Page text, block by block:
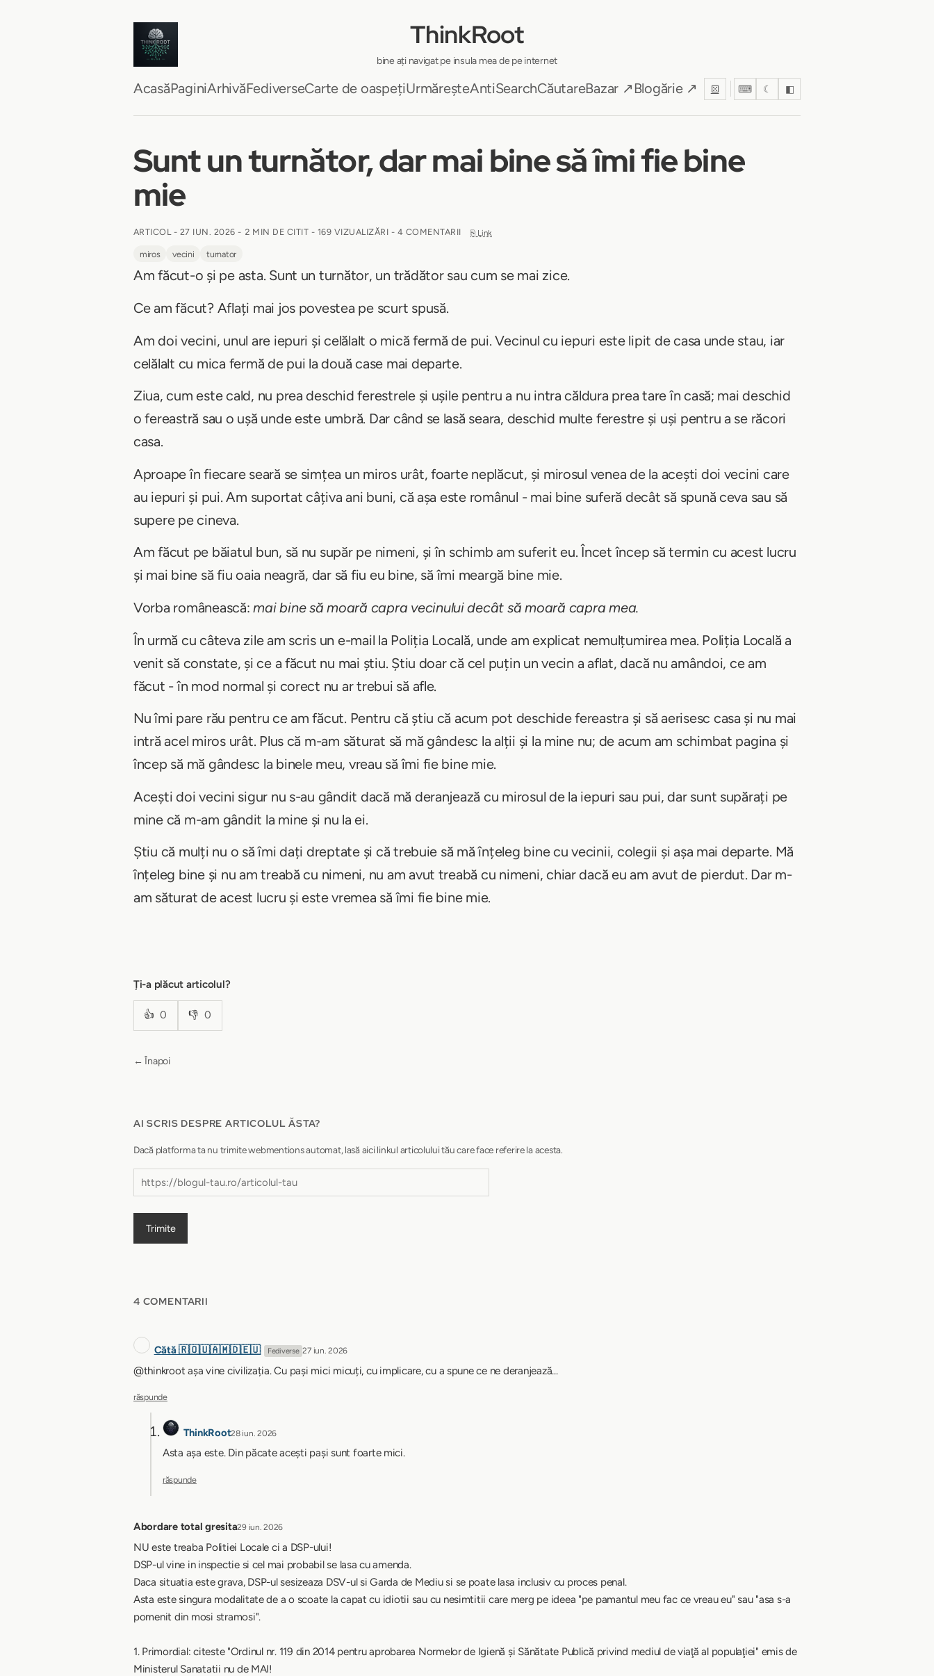
ThinkRoot
bine ați navigat pe insula mea de pe internet
AcasăPaginiArhivăFediverseCarte de oaspețiUrmăreșteAntiSearchCăutareBazar ↗ Blogărie ↗ ⚄ ⌨ ☾ ◧
Sunt un turnător, dar mai bine să îmi fie bine
mie
ARTICOL - 27 IUN. 2026 - 2 MIN DE CITIT - 169 VIZUALIZĂRI - 4 COMENTARII ⎘ Link
miros vecini turnator
Am făcut-o și pe asta. Sunt un turnător, un trădător sau cum se mai zice.
Ce am făcut? Aflați mai jos povestea pe scurt spusă.
Am doi vecini, unul are iepuri și celălalt o mică fermă de pui. Vecinul cu iepuri este lipit de casa unde stau, iar
celălalt cu mica fermă de pui la două case mai departe.
Ziua, cum este cald, nu prea deschid ferestrele și ușile pentru a nu intra căldura prea tare în casă; mai deschid
o fereastră sau o ușă unde este umbră. Dar când se lasă seara, deschid multe ferestre și uși pentru a se răcori
casa.
Aproape în fiecare seară se simțea un miros urât, foarte neplăcut, și mirosul venea de la acești doi vecini care
au iepuri și pui. Am suportat câțiva ani buni, că așa este românul - mai bine suferă decât să spună ceva sau să
supere pe cineva.
Am făcut pe băiatul bun, să nu supăr pe nimeni, și în schimb am suferit eu. Încet încep să termin cu acest lucru
și mai bine să fiu oaia neagră, dar să fiu eu bine, să îmi meargă bine mie.
Vorba românească:mai bine să moară capra vecinului decât să moară capra mea.
În urmă cu câteva zile am scris un e-mail la Poliția Locală, unde am explicat nemulțumirea mea. Poliția Locală a
venit să constate, și ce a făcut nu mai știu. Știu doar că cel puțin un vecin a aflat, dacă nu amândoi, ce am
făcut - în mod normal și corect nu ar trebui să afle.
Nu îmi pare rău pentru ce am făcut. Pentru că știu că acum pot deschide fereastra și să aerisesc casa și nu mai
intră acel miros urât. Plus că m-am săturat să mă gândesc la alții și la mine nu; de acum am schimbat pagina și
încep să mă gândesc la binele meu, vreau să îmi fie bine mie.
Acești doi vecini sigur nu s-au gândit dacă mă deranjează cu mirosul de la iepuri sau pui, dar sunt supărați pe
mine că m-am gândit la mine și nu la ei.
Știu că mulți nu o să îmi dați dreptate și că trebuie să mă înțeleg bine cu vecinii, colegii și așa mai departe. Mă
înțeleg bine și nu am treabă cu nimeni, nu am avut treabă cu nimeni, chiar dacă eu am avut de pierdut. Dar m-
am săturat de acest lucru și este vremea să îmi fie bine mie.
Ți-a plăcut articolul?
👍 0 👎 0
← Înapoi
AI SCRIS DESPRE ARTICOLUL ĂSTA?
Dacă platforma ta nu trimite webmentions automat, lasă aici linkul articolului tău care face referire la acesta.
Trimite
4 COMENTARII
Cătă 🇷🇴🇺🇦🇲🇩🇪🇺 Fediverse 27 iun. 2026
@thinkroot așa vine civilizația. Cu pași mici micuți, cu implicare, cu a spune ce ne deranjează...
răspunde
ThinkRoot28 iun. 2026
Asta așa este. Din păcate acești pași sunt foarte mici.
răspunde
Abordare total gresita29 iun. 2026
NU este treaba Politiei Locale ci a DSP-ului!
DSP-ul vine in inspectie si cel mai probabil se lasa cu amenda.
Daca situatia este grava, DSP-ul sesizeaza DSV-ul si Garda de Mediu si se poate lasa inclusiv cu proces penal.
Asta este singura modalitate de a o scoate la capat cu idiotii sau cu nesimtitii care merg pe ideea "pe pamantul meu fac ce vreau eu" sau "asa s-a
pomenit din mosi stramosi".
1. Primordial: citeste "Ordinul nr. 119 din 2014 pentru aprobarea Normelor de Igienă şi Sănătate Publică privind mediul de viaţă al populaţiei" emis de
Ministerul Sanatatii nu de MAI!